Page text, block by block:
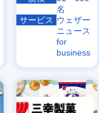
名
サービス ウェザー
ニュース
for
business